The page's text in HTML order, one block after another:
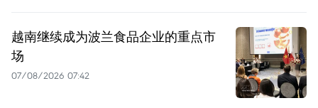
越南继续成为波兰食品企业的重点市
场
07/08/2026 07:42